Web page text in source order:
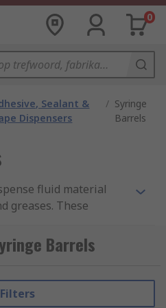
0
Sealant &
Dispensers
/ Syringe
Barrels
fluid material
greases. These
the plunger is
when pushed, the
a nozzle or tube at
flow of adhesive fluid
Barrels
Filters